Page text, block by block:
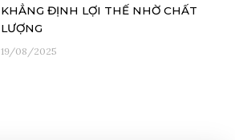
KHẲNG ĐỊNH LỢI THẾ NHỜ CHẤT
LƯỢNG
19/08/2025